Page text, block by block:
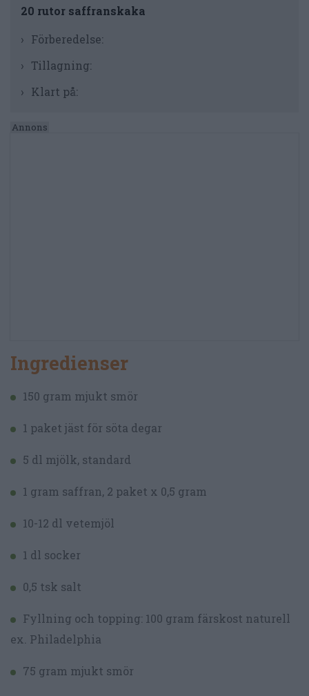
20 rutor saffranskaka
Förberedelse:
Tillagning:
Klart på:
Ingredienser
150 gram mjukt smör
1 paket jäst för söta degar
5 dl mjölk, standard
1 gram saffran, 2 paket x 0,5 gram
10-12 dl vetemjöl
1 dl socker
0,5 tsk salt
Fyllning och topping: 100 gram färskost naturell
ex. Philadelphia
75 gram mjukt smör